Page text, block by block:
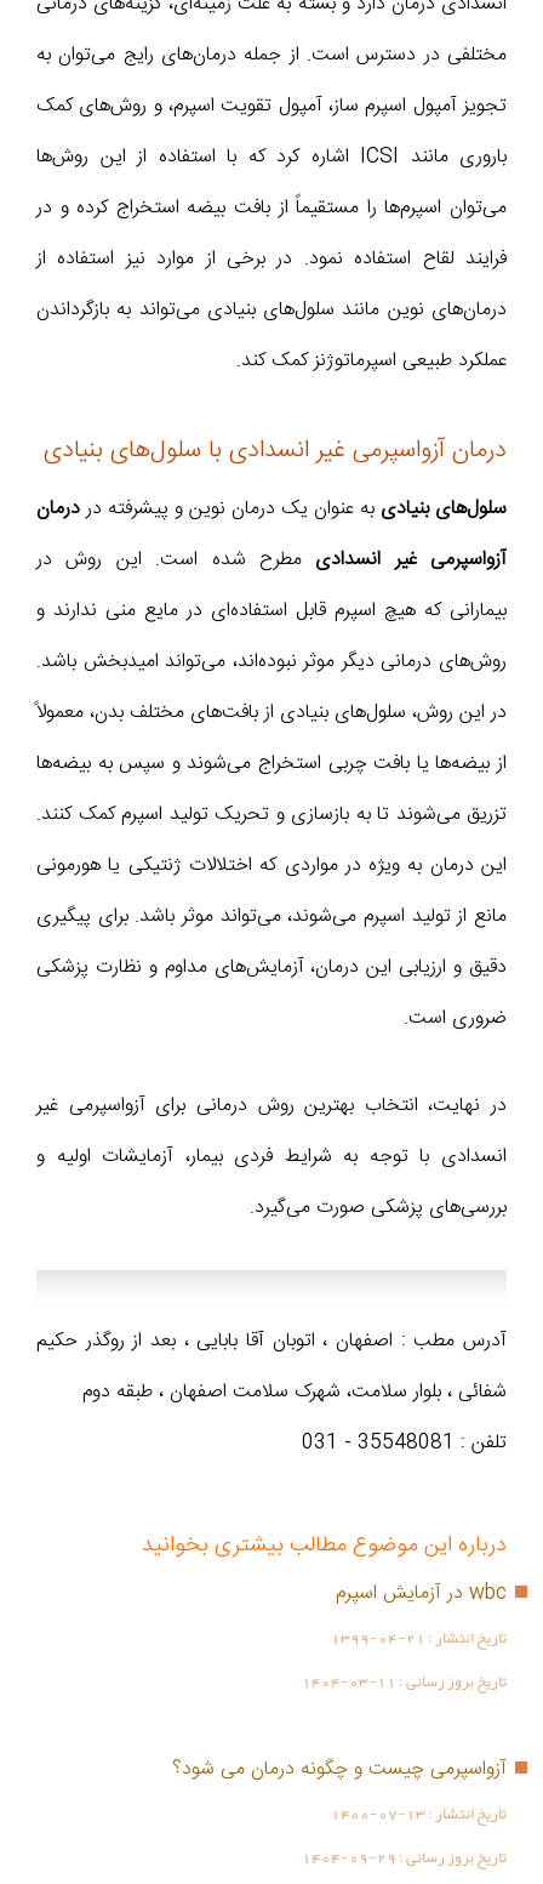
مختلفی در دسترس است. از جمله درمان‌های رایج می‌توان به
تجویز آمپول اسپرم ساز، آمپول تقویت اسپرم، و روش‌های کمک
باروری مانند ICSI اشاره کرد که با استفاده از این روش‌ها
می‌توان اسپرم‌ها را مستقیماً از بافت بیضه استخراج کرده و در
فرایند لقاح استفاده نمود. در برخی از موارد نیز استفاده از
درمان‌های نوین مانند سلول‌های بنیادی می‌تواند به بازگرداندن
عملکرد طبیعی اسپرماتوژنز کمک کند.
درمان آزواسپرمی غیر انسدادی با سلول‌های بنیادی
سلول‌های بنیادی به عنوان یک درمان نوین و پیشرفته دردرمان
آزواسپرمی غیر انسدادی مطرح شده است. این روش در
بیمارانی که هیچ اسپرم قابل استفاده‌ای در مایع منی ندارند و
روش‌های درمانی دیگر موثر نبوده‌اند، می‌تواند امیدبخش باشد.
در این روش، سلول‌های بنیادی از بافت‌های مختلف بدن، معمولاً
از بیضه‌ها یا بافت چربی استخراج می‌شوند و سپس به بیضه‌ها
تزریق می‌شوند تا به بازسازی و تحریک تولید اسپرم کمک کنند.
این درمان به ویژه در مواردی که اختلالات ژنتیکی یا هورمونی
مانع از تولید اسپرم می‌شوند، می‌تواند موثر باشد. برای پیگیری
دقیق و ارزیابی این درمان، آزمایش‌های مداوم و نظارت پزشکی
ضروری است.
در نهایت، انتخاب بهترین روش درمانی برای آزواسپرمی غیر
انسدادی با توجه به شرایط فردی بیمار، آزمایشات اولیه و
بررسی‌های پزشکی صورت می‌گیرد.
آدرس مطب : اصفهان ، اتوبان آقا بابایی ، بعد از روگذر حکیم
شفائی ، بلوار سلامت، شهرک سلامت اصفهان ، طبقه دوم
تلفن : 35548081 - 031
درباره این موضوع مطالب بیشتری بخوانید
wbc در آزمایش اسپرم
تاریخ انتشار : 1399-04-21
تاریخ بروز رسانی : 1404-03-11
آزواسپرمی چیست و چگونه درمان می شود؟
تاریخ انتشار :1400-07-13
تاریخ بروز رسانی :1404-09-29